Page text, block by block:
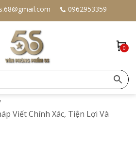
0962953359
0
Viết Chính Xác, Tiện Lợi Và